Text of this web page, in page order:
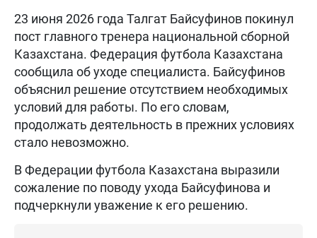
23 июня 2026 года Талгат Байсуфинов покинул
пост главного тренера национальной сборной
Казахстана. Федерация футбола Казахстана
сообщила об уходе специалиста. Байсуфинов
объяснил решение отсутствием необходимых
условий для работы. По его словам,
продолжать деятельность в прежних условиях
стало невозможно.
В Федерации футбола Казахстана выразили
сожаление по поводу ухода Байсуфинова и
подчеркнули уважение к его решению.